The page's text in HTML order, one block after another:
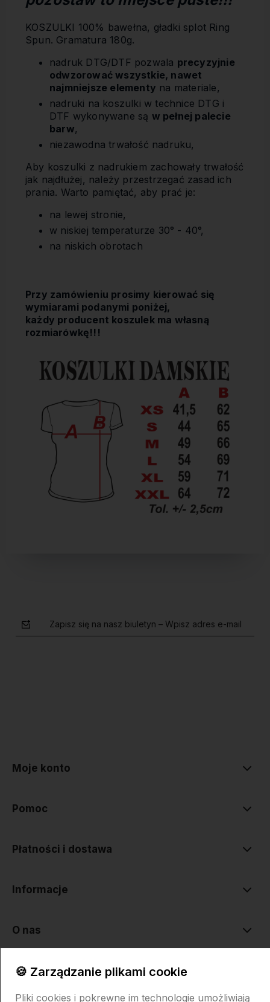
KOSZULKI 100% bawełna, gładki splot Ring
Spun. Gramatura 180g.
nadruk DTG/DTF pozwala precyzyjnie
odwzorować wszystkie, nawet
najmniejsze elementy na materiale,
nadruki na koszulki w technice DTG i
DTF wykonywane są w pełnej palecie
barw,
niezawodna trwałość nadruku,
Aby koszulki z nadrukiem zachowały trwałość
jak najdłużej, należy przestrzegać zasad ich
prania. Warto pamiętać, aby prać je:
na lewej stronie,
w niskiej temperaturze 30° - 40°,
na niskich obrotach
Przy zamówieniu prosimy kierować się
wymiarami podanymi poniżej,
każdy producent koszulek ma własną
rozmiarówkę!!!
Zapisz się na nasz biuletyn – Wpisz adres e-mail
Moje konto
Pomoc
Płatności i dostawa
Informacje
O nas
🍪 Zarządzanie plikami cookie
Pliki cookies i pokrewne im technologie umożliwiają